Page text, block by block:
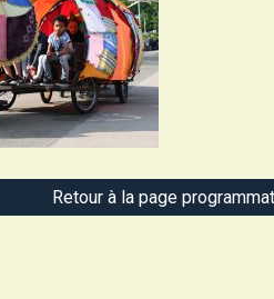
Retour à la page